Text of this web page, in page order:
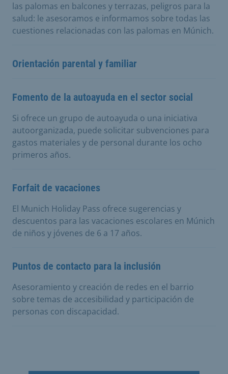
las palomas en balcones y terrazas, peligros para la
salud: le asesoramos e informamos sobre todas las
cuestiones relacionadas con las palomas en Múnich.
Orientación parental y familiar
Fomento de la autoayuda en el sector social
Si ofrece un grupo de autoayuda o una iniciativa
autoorganizada, puede solicitar subvenciones para
gastos materiales y de personal durante los ocho
primeros años.
Forfait de vacaciones
El Munich Holiday Pass ofrece sugerencias y
descuentos para las vacaciones escolares en Múnich
de niños y jóvenes de 6 a 17 años.
Puntos de contacto para la inclusión
Asesoramiento y creación de redes en el barrio
sobre temas de accesibilidad y participación de
personas con discapacidad.